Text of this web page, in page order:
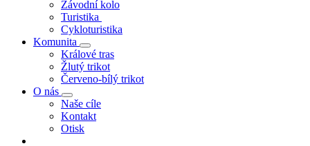
Závodní kolo
Turistika
Cykloturistika
Komunita
Králové tras
Žlutý trikot
Červeno-bílý trikot
O nás
Naše cíle
Kontakt
Otisk